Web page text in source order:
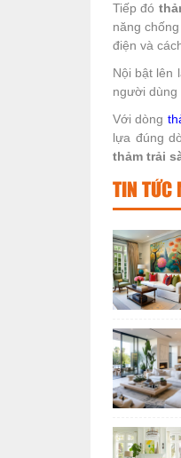
Tiếp đó
năng
điện và
Nội bật lên
người dùng
Với dòng
lựa đúng
thảm trải
TIN TỨC